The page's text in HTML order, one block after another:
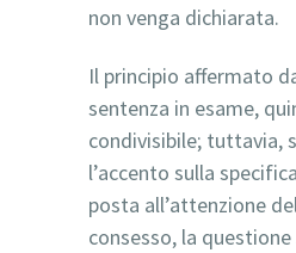
non venga dichiarata.
Il principio affermato
sentenza in esame,
condivisibile; tuttavia,
l’accento sulla
posta all’attenzione
consesso, la